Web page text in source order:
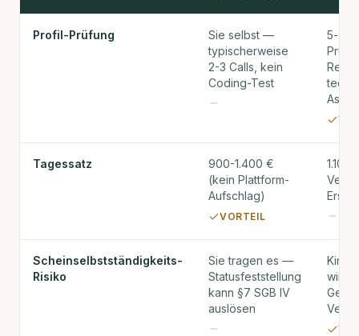
Profil-Prüfung
Sie selbst —
typischerweise
2-3 Calls, kein
Coding-Test
5-
Tagessatz
900-1.400 €
(kein Plattform-
Aufschlag)
VORTEIL
Scheinselbstständigkeits-
Risiko
Sie tragen es —
Statusfeststellung
kann §7 SGB IV
auslösen
wir